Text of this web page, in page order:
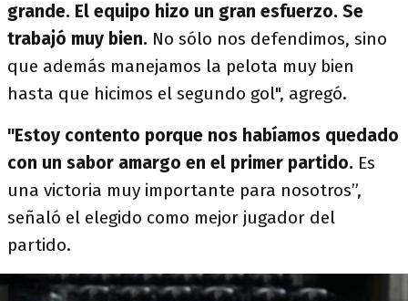
grande. El equipo hizo un gran esfuerzo. Se
trabajó muy bien. No sólo nos defendimos, sino
que además manejamos la pelota muy bien
hasta que hicimos el segundo gol", agregó.
"Estoy contento porque nos habíamos quedado
con un sabor amargo en el primer partido. Es
una victoria muy importante para nosotros”,
señaló el elegido como mejor jugador del
partido.